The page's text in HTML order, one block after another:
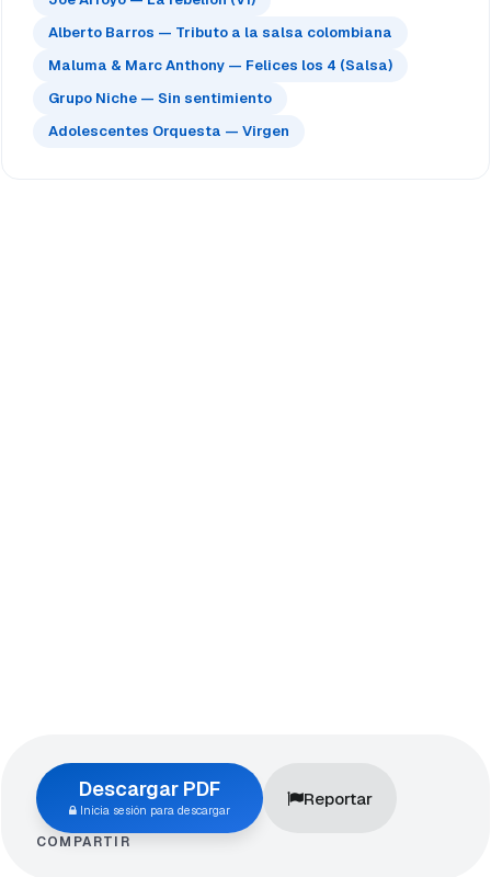
Alberto Barros — Tributo a la salsa colombiana
Maluma & Marc Anthony — Felices los 4 (Salsa)
Grupo Niche — Sin sentimiento
Adolescentes Orquesta — Virgen
Descargar PDF
Inicia sesión para descargar
Reportar
COMPARTIR